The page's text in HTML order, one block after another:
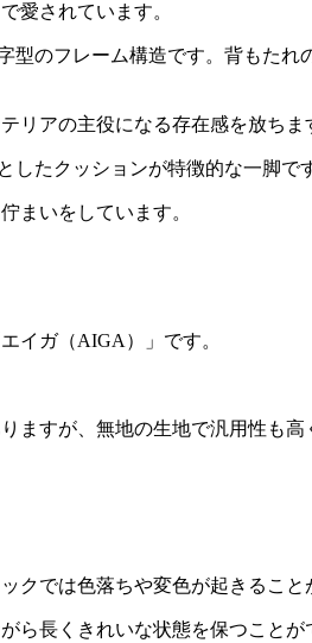
愛されています。
型のフレーム構造です。背もたれ
リアの主役になる存在感を放ちま
したクッションが特徴的な一脚で
まいをしています。
イガ（AIGA ）」です。
ますが、無地の生地で汎用性も
クでは色落ちや変色が起きること
ら長くきれいな状態を保つことが